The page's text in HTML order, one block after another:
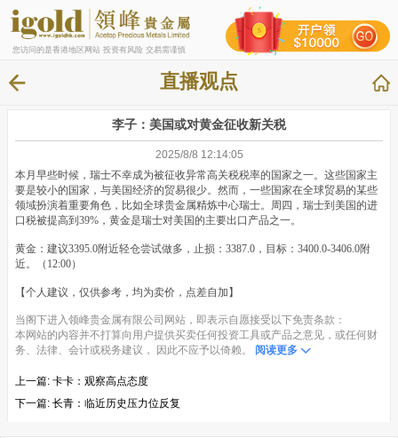
您访问的是香港地区网站 投资有风险 交易需谨慎
直播观点
李子：美国或对黄金征收新关税
2025/8/8 12:14:05
本月早些时候，瑞士不幸成为被征收异常高关税税率的国家之一。这些国家主
要是较小的国家，与美国经济的贸易很少。然而，一些国家在全球贸易的某些
领域扮演着重要角色，比如全球贵金属精炼中心瑞士。周四，瑞士到美国的进
口税被提高到39%，黄金是瑞士对美国的主要出口产品之一。
黄金：建议3395.0附近轻仓尝试做多，止损：3387.0，目标：3400.0-3406.0附
近。（12:00）
【个人建议，仅供参考，均为卖价，点差自加】
当阁下进入领峰贵金属有限公司网站，即表示自愿接受以下免责条款：
本网站的内容并不打算向用户提供买卖任何投资工具或产品之意见，或任何财
务、法律、会计或税务建议， 因此不应予以倚赖。
阅读更多
上一篇: 卡卡：观察高点态度
下一篇: 长青：临近历史压力位反复